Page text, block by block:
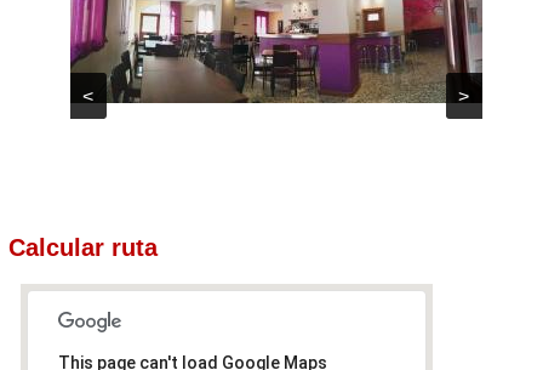
< >
Calcular ruta
This page can't load Google Maps